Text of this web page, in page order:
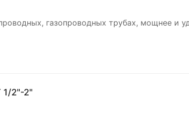
газопроводных трубах, мощнее и
1/2"-2"